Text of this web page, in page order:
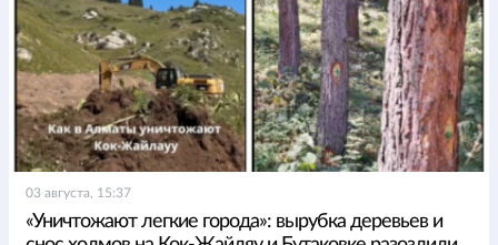
03 августа, 15:37
«Уничтожают легкие города»: вырубка деревьев и